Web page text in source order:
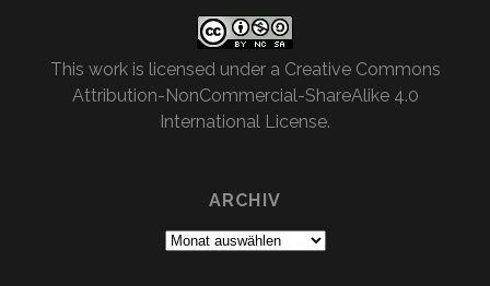
This work is licensed under a Creative Commons
Attribution-NonCommercial-ShareAlike 4.0
International License.
ARCHIV
Archiv